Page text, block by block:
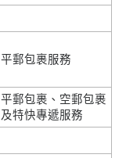
平郵包裹服務
平郵包裹、空郵包裹
及特快專遞服務